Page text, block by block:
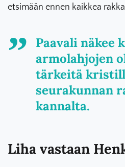
etsimään ennen kaikkea
Paavali näkee
armolahjojen
tärkeitä
seurakunnan
kannalta.
Liha vastaan